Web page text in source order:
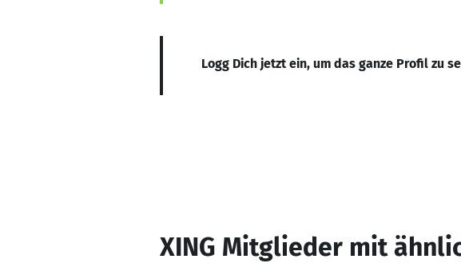
Logg Dich jetzt ein, um das ganze Profil zu
XING Mitglieder mit